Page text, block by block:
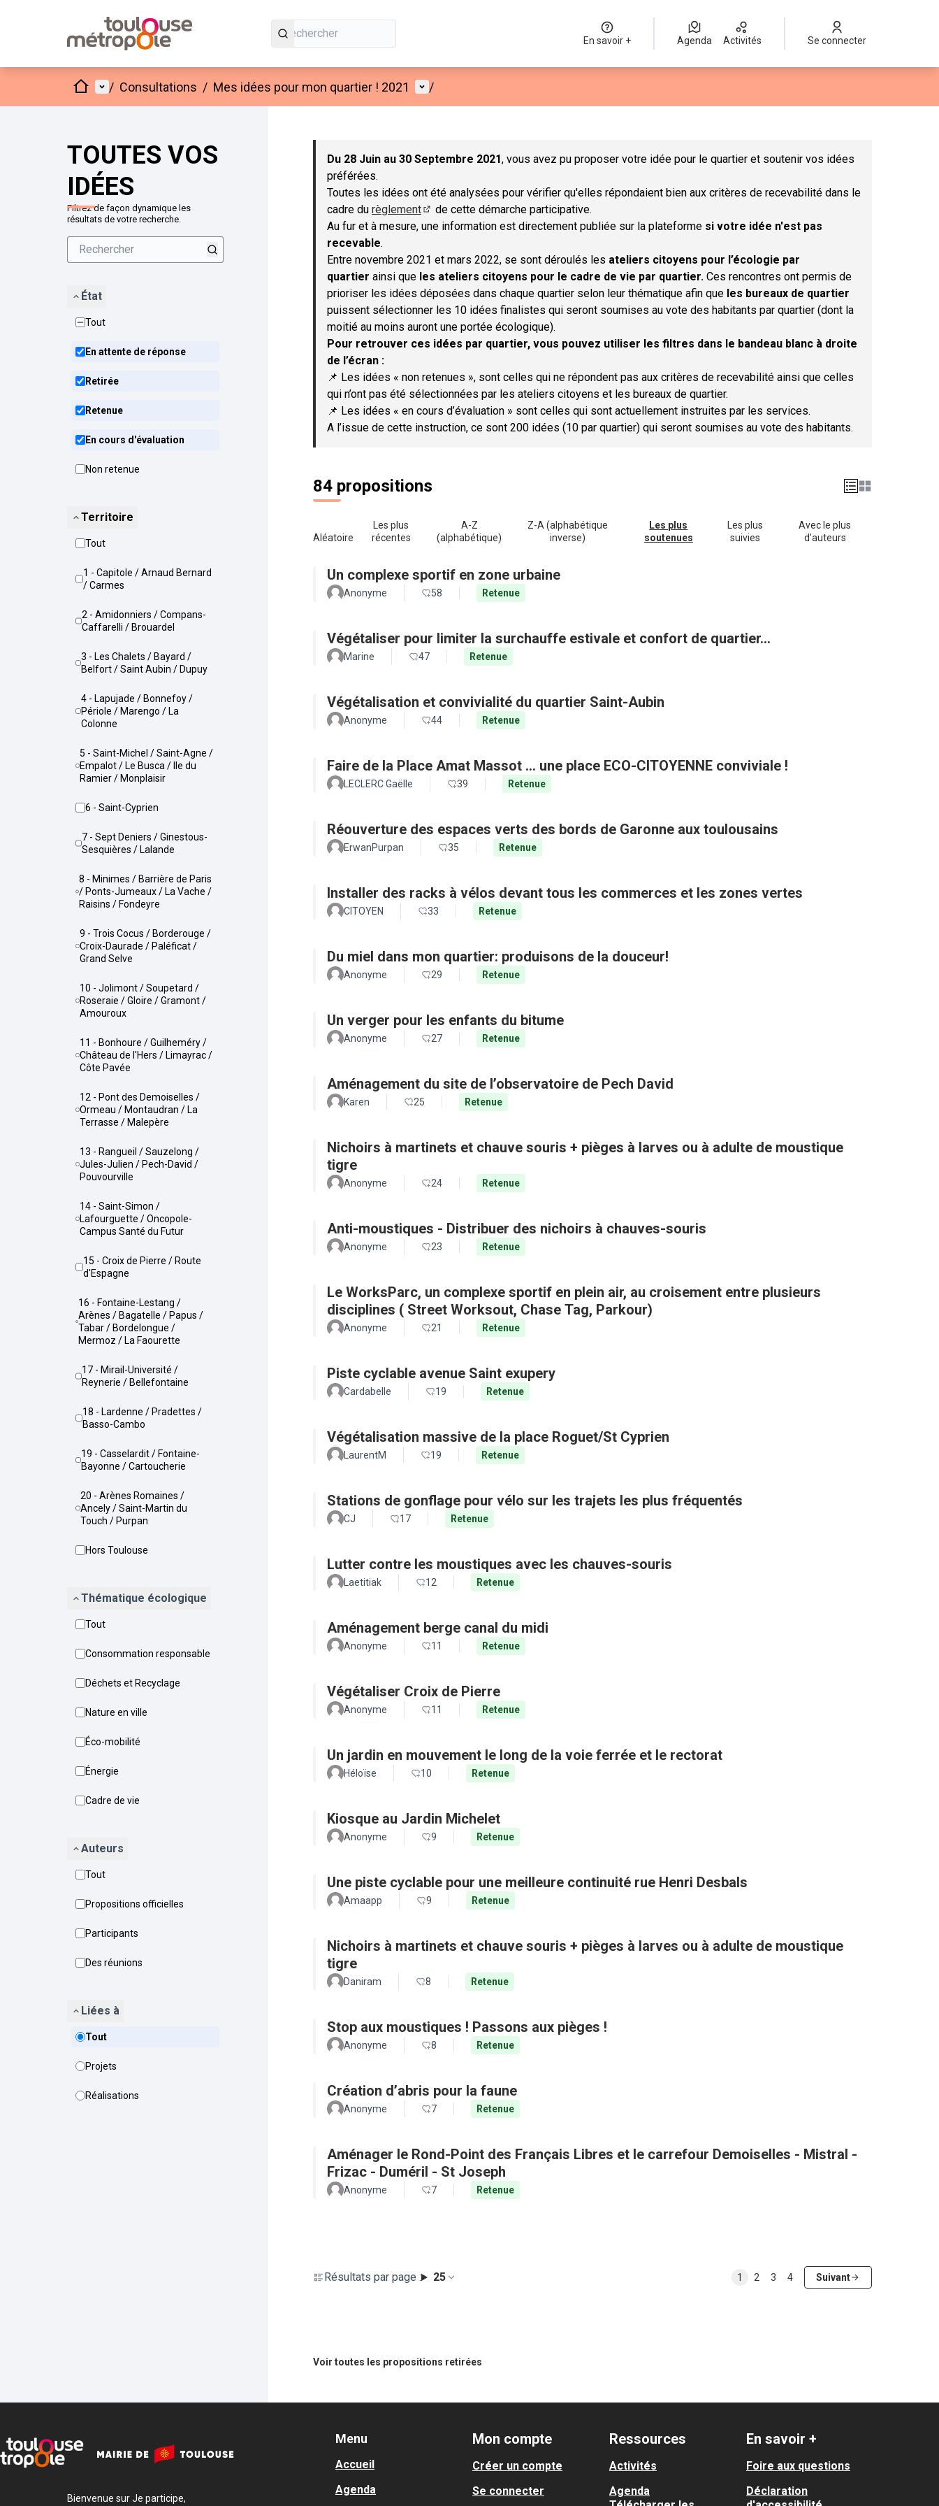
En savoir + Agenda Activités Se connecter
AccueilMenu principal
/ Consultations / Mes idées pour mon quartier ! 2021 Menu utilisateur
/
TOUTES VOS
IDÉES
Filtrez de façon dynamique les
résultats de votre recherche.
État
Tout
En attente de réponse
Retirée
Retenue
En cours d'évaluation
Non retenue
Territoire
Tout
1 - Capitole / Arnaud Bernard
/ Carmes
2 - Amidonniers / Compans-
Caffarelli / Brouardel
3 - Les Chalets / Bayard /
Belfort / Saint Aubin / Dupuy
4 - Lapujade / Bonnefoy /
Périole / Marengo / La
Colonne
5 - Saint-Michel / Saint-Agne /
Empalot / Le Busca / Ile du
Ramier / Monplaisir
6 - Saint-Cyprien
7 - Sept Deniers / Ginestous-
Sesquières / Lalande
8 - Minimes / Barrière de Paris
/ Ponts-Jumeaux / La Vache /
Raisins / Fondeyre
9 - Trois Cocus / Borderouge /
Croix-Daurade / Paléficat /
Grand Selve
10 - Jolimont / Soupetard /
Roseraie / Gloire / Gramont /
Amouroux
11 - Bonhoure / Guilheméry /
Château de l'Hers / Limayrac /
Côte Pavée
12 - Pont des Demoiselles /
Ormeau / Montaudran / La
Terrasse / Malepère
13 - Rangueil / Sauzelong /
Jules-Julien / Pech-David /
Pouvourville
14 - Saint-Simon /
Lafourguette / Oncopole-
Campus Santé du Futur
15 - Croix de Pierre / Route
d'Espagne
16 - Fontaine-Lestang /
Arènes / Bagatelle / Papus /
Tabar / Bordelongue /
Mermoz / La Faourette
17 - Mirail-Université /
Reynerie / Bellefontaine
18 - Lardenne / Pradettes /
Basso-Cambo
19 - Casselardit / Fontaine-
Bayonne / Cartoucherie
20 - Arènes Romaines /
Ancely / Saint-Martin du
Touch / Purpan
Hors Toulouse
Thématique écologique
Tout
Consommation responsable
Déchets et Recyclage
Nature en ville
Éco-mobilité
Énergie
Cadre de vie
Auteurs
Tout
Propositions officielles
Participants
Des réunions
Liées à
Tout
Projets
Réalisations
Passer la carte
Du 28 Juin au 30 Septembre 2021, vous avez pu proposer votre idée pour le quartier et soutenir vos idées
préférées.
Toutes les idées ont été analysées pour vérifier qu'elles répondaient bien aux critères de recevabilité dans le
cadre du règlement
(S'ouvre dans un nouvel onglet)
de cette démarche participative.
Au fur et à mesure, une information est directement publiée sur la plateforme si votre idée n'est pas
recevable.
Entre novembre 2021 et mars 2022, se sont déroulés les ateliers citoyens pour l’écologie par
quartier ainsi que les ateliers citoyens pour le cadre de vie par quartier. Ces rencontres ont permis de
prioriser les idées déposées dans chaque quartier selon leur thématique afin que les bureaux de quartier
puissent sélectionner les 10 idées finalistes qui seront soumises au vote des habitants par quartier (dont la
moitié au moins auront une portée écologique).
Pour retrouver ces idées par quartier, vous pouvez utiliser les filtres dans le bandeau blanc à droite
de l’écran :
📌 Les idées « non retenues », sont celles qui ne répondent pas aux critères de recevabilité ainsi que celles
qui n’ont pas été sélectionnées par les ateliers citoyens et les bureaux de quartier.
📌 Les idées « en cours d’évaluation » sont celles qui sont actuellement instruites par les services.
A l’issue de cette instruction, ce sont 200 idées (10 par quartier) qui seront soumises au vote des habitants.
84 propositions
Aléatoire
Les plus
récentes
A-Z
(alphabétique)
Z-A (alphabétique
inverse)
Les plus
soutenues
Les plus
suivies
Avec le plus
d'auteurs
Un complexe sportif en zone urbaine
Anonyme 58 Retenue
Végétaliser pour limiter la surchauffe estivale et confort de quartier...
Marine 47 Retenue
Végétalisation et convivialité du quartier Saint-Aubin
Anonyme 44 Retenue
Faire de la Place Amat Massot ... une place ECO-CITOYENNE conviviale !
LECLERC Gaëlle 39 Retenue
Réouverture des espaces verts des bords de Garonne aux toulousains
ErwanPurpan 35 Retenue
Installer des racks à vélos devant tous les commerces et les zones vertes
CITOYEN 33 Retenue
Du miel dans mon quartier: produisons de la douceur!
Anonyme 29 Retenue
Un verger pour les enfants du bitume
Anonyme 27 Retenue
Aménagement du site de l’observatoire de Pech David
Karen 25 Retenue
Nichoirs à martinets et chauve souris + pièges à larves ou à adulte de moustique
tigre
Anonyme 24 Retenue
Anti-moustiques - Distribuer des nichoirs à chauves-souris
Anonyme 23 Retenue
Le WorksParc, un complexe sportif en plein air, au croisement entre plusieurs
disciplines ( Street Worksout, Chase Tag, Parkour)
Anonyme 21 Retenue
Piste cyclable avenue Saint exupery
Cardabelle 19 Retenue
Végétalisation massive de la place Roguet/St Cyprien
LaurentM 19 Retenue
Stations de gonflage pour vélo sur les trajets les plus fréquentés
CJ 17 Retenue
Lutter contre les moustiques avec les chauves-souris
Laetitiak 12 Retenue
Aménagement berge canal du midi
Anonyme 11 Retenue
Végétaliser Croix de Pierre
Anonyme 11 Retenue
Un jardin en mouvement le long de la voie ferrée et le rectorat
Héloïse 10 Retenue
Kiosque au Jardin Michelet
Anonyme 9 Retenue
Une piste cyclable pour une meilleure continuité rue Henri Desbals
Amaapp 9 Retenue
Nichoirs à martinets et chauve souris + pièges à larves ou à adulte de moustique
tigre
Daniram 8 Retenue
Stop aux moustiques ! Passons aux pièges !
Anonyme 8 Retenue
Création d’abris pour la faune
Anonyme 7 Retenue
Aménager le Rond-Point des Français Libres et le carrefour Demoiselles - Mistral -
Frizac - Duméril - St Joseph
Anonyme 7 Retenue
Résultats par page : 25 1 2 3 4 Suivant
Voir toutes les propositions retirées
Bienvenue sur Je participe,
Menu
Accueil
Agenda
Mon compte
Créer un compte
Se connecter
Ressources
Activités
Agenda
En savoir +
Foire aux questions
Déclaration